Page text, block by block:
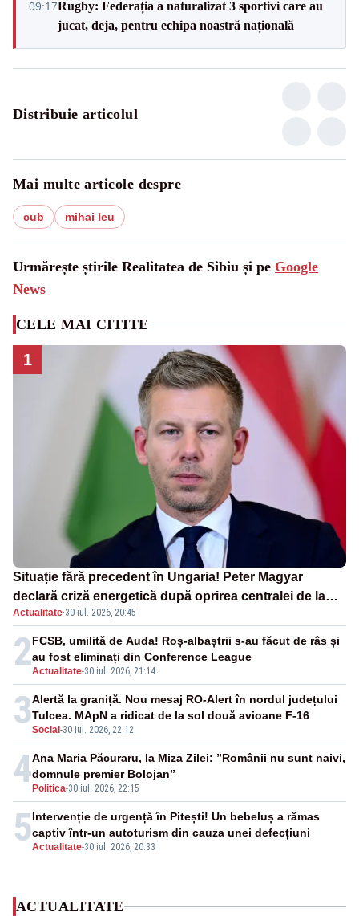
09:17Rugby: Federația a naturalizat 3 sportivi care au
jucat, deja, pentru echipa noastră națională
Distribuie articolul
Mai multe articole despre
cub mihai leu
Urmărește știrile Realitatea de Sibiu și pe Google
News
CELE MAI CITITE
1
Situație fără precedent în Ungaria! Peter Magyar
declară criză energetică după oprirea centralei de la
Paks
Actualitate·30 iul. 2026, 20:45
2Actualitate-30 iul. 2026, 21:14
FCSB, umilită de Auda! Roș-albaștrii s-au făcut de râs și
au fost eliminați din Conference League
3Social -30 iul. 2026, 22:12
Alertă la graniță. Nou mesaj RO-Alert în nordul județului
Tulcea. MApN a ridicat de la sol două avioane F-16
4 Politica-30 iul. 2026, 22:15
Ana Maria Păcuraru, la Miza Zilei: ”Românii nu sunt naivi,
domnule premier Bolojan”
5Actualitate-30 iul. 2026, 20:33
Intervenție de urgență în Pitești! Un bebeluș a rămas
captiv într-un autoturism din cauza unei defecțiuni
ACTUALITATE